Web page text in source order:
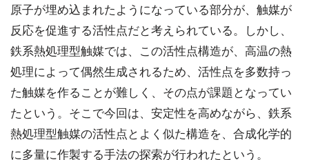
原子が埋め込まれたようになっている部分が、触媒が
反応を促進する活性点だと考えられている。しかし、
鉄系熱処理型触媒では、この活性点構造が、高温の熱
処理によって偶然生成されるため、活性点を多数持っ
た触媒を作ることが難しく、その点が課題となってい
たという。そこで今回は、安定性を高めながら、鉄系
熱処理型触媒の活性点とよく似た構造を、合成化学的
に多量に作製する手法の探索が行われたという。